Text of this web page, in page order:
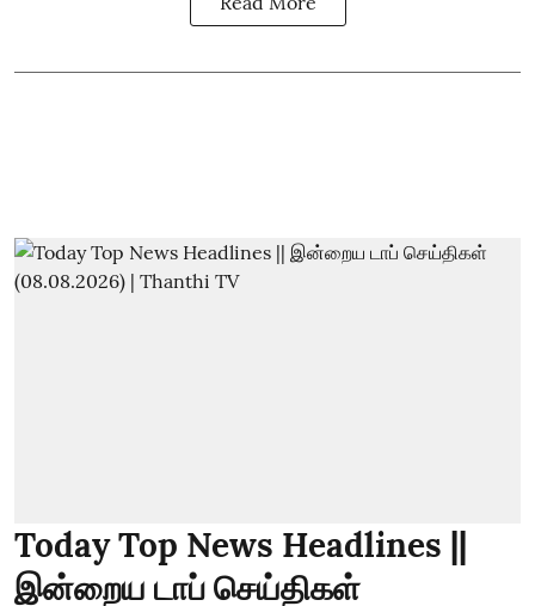
Today Top News Headlines ||
இன்றைய டாப் செய்திகள்